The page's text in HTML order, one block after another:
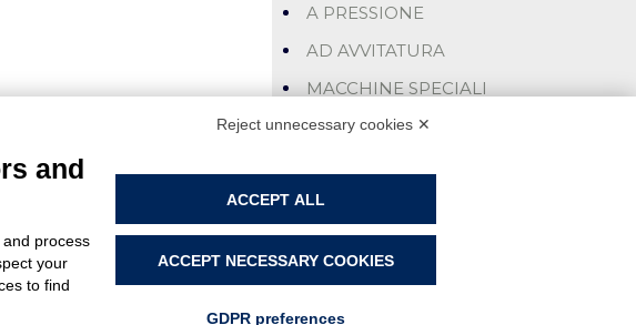
A PRESSIONE
AD AVVITATURA
MACCHINE SPECIALI
- Capitale sociale: 62.400,00 i.v. - Rea: PN-42876
Reject unnecessary cookies ✕
and
process
your
to find
ACCEPT ALL
ACCEPT NECESSARY COOKIES
GDPR preferences